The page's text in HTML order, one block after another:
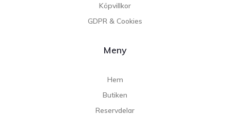
Köpvillkor
GDPR & Cookies
Meny
Hem
Butiken
Reservdelar